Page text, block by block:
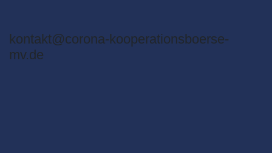
kontakt@corona-kooperationsboerse-
mv.de